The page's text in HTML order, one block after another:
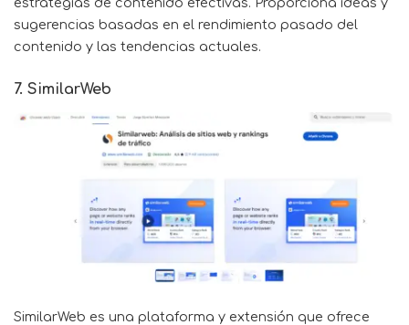
sugerencias basadas en el rendimiento pasado del
contenido y las tendencias actuales.
7. SimilarWeb
SimilarWeb es una plataforma y extensión que ofrece